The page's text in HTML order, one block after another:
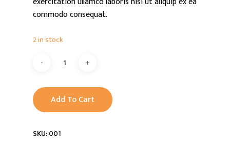
commodo consequat.
2 in stock
Add To Cart
SKU:001